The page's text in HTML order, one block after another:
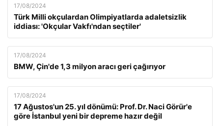
17/08/2024
Türk Milli okçulardan Olimpiyatlarda adaletsizlik
iddiası: 'Okçular Vakfı'ndan seçtiler'
17/08/2024
BMW, Çin'de 1,3 milyon aracı geri çağırıyor
17/08/2024
17 Ağustos'un 25. yıl dönümü: Prof. Dr. Naci Görür'e
göre İstanbul yeni bir depreme hazır değil